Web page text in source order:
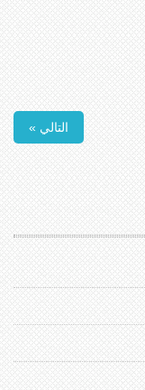
التالي »